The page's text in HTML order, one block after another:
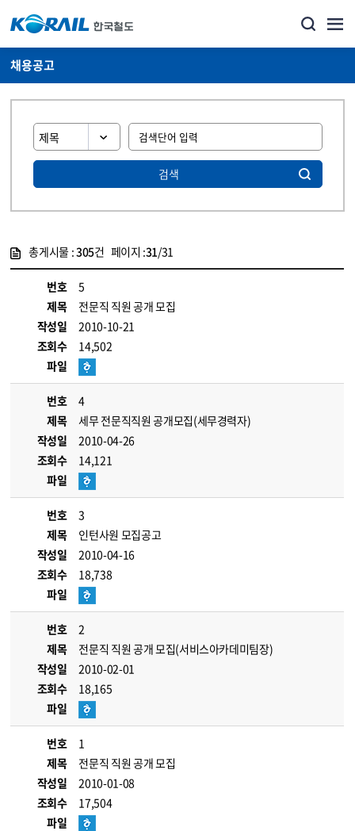
채용공고
검색
총게시물 :305건 페이지 :31/31
번호
5
제목
전문직 직원 공개 모집
작성일
2010-10-21
조회수
14,502
파일
번호
4
제목
세무 전문직직원 공개모집(세무경력자)
작성일
2010-04-26
조회수
14,121
파일
번호
3
제목
인턴사원 모집공고
작성일
2010-04-16
조회수
18,738
파일
번호
2
제목
전문직 직원 공개 모집(서비스아카데미팀장)
작성일
2010-02-01
조회수
18,165
파일
번호
1
제목
전문직 직원 공개 모집
작성일
2010-01-08
조회수
17,504
파일